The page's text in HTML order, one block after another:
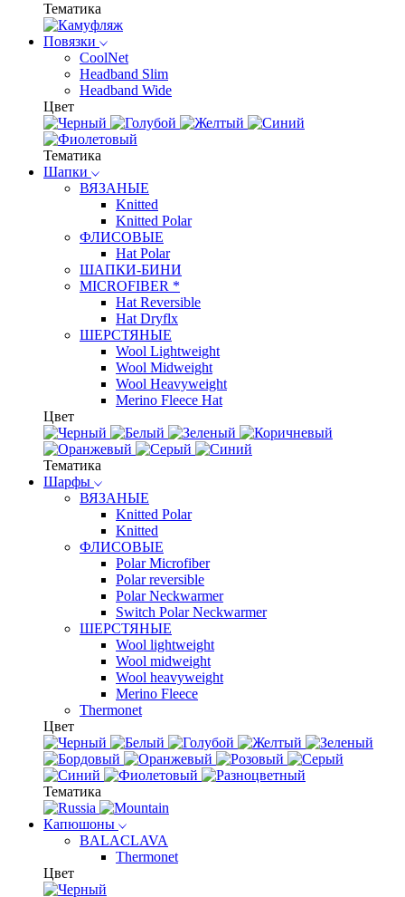
Тематика
Повязки
CoolNet
Headband Slim
Headband Wide
Цвет
Тематика
Шапки
ВЯЗАНЫЕ
Knitted
Knitted Polar
ФЛИСОВЫЕ
Hat Polar
ШАПКИ-БИНИ
MICROFIBER *
Hat Reversible
Hat Dryflx
ШЕРСТЯНЫЕ
Wool Lightweight
Wool Midweight
Wool Heavyweight
Merino Fleece Hat
Цвет
Тематика
Шарфы
ВЯЗАНЫЕ
Knitted Polar
Knitted
ФЛИСОВЫЕ
Polar Microfiber
Polar reversible
Polar Neckwarmer
Switch Polar Neckwarmer
ШЕРСТЯНЫЕ
Wool lightweight
Wool midweight
Wool heavyweight
Merino Fleece
Thermonet
Цвет
Тематика
Капюшоны
BALACLAVA
Thermonet
Цвет